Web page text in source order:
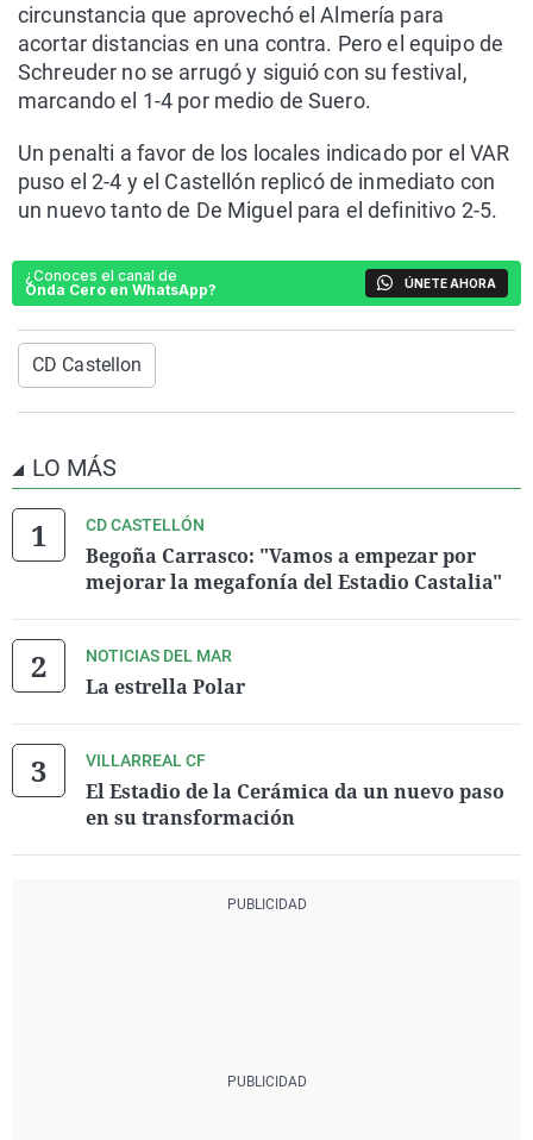
circunstancia que aprovechó el Almería para
acortar distancias en una contra. Pero el equipo de
Schreuder no se arrugó y siguió con su festival,
marcando el 1-4 por medio de Suero.
Un penalti a favor de los locales indicado por el VAR
puso el 2-4 y el Castellón replicó de inmediato con
un nuevo tanto de De Miguel para el definitivo 2-5.
¿Conoces el canal de
Onda Cero en WhatsApp?
ÚNETE AHORA
CD Castellon
LO MÁS
CD CASTELLÓN
Begoña Carrasco: "Vamos a empezar por
mejorar la megafonía del Estadio Castalia"
NOTICIAS DEL MAR
La estrella Polar
VILLARREAL CF
El Estadio de la Cerámica da un nuevo paso
en su transformación